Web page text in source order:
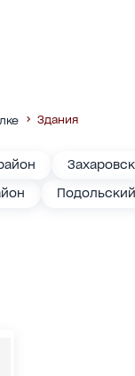
Здания